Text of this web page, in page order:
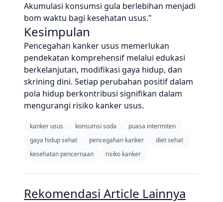
Akumulasi konsumsi gula berlebihan menjadi
bom waktu bagi kesehatan usus."
Kesimpulan
Pencegahan kanker usus memerlukan
pendekatan komprehensif melalui edukasi
berkelanjutan, modifikasi gaya hidup, dan
skrining dini. Setiap perubahan positif dalam
pola hidup berkontribusi signifikan dalam
mengurangi risiko kanker usus.
kanker usus konsumsi soda
puasa intermiten
gaya hidup sehat
pencegahan kanker
diet sehat
kesehatan pencernaan
risiko kanker
Rekomendasi Article Lainnya